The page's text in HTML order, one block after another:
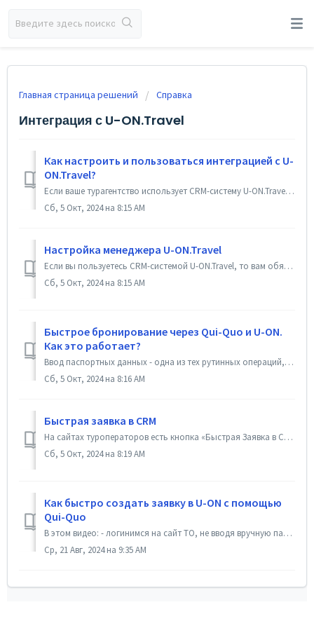
Главная страница решений Справка
Интеграция с U-ON.Travel
Как настроить и пользоваться интеграцией с U-
ON.Travel?
Если ваше турагентство использует CRM-систему U-ON.Travel, то вы можете настроить связь между Qui-Quo и U-ON и получить лучшее от обеих систем. Qui-Quo помо...
Сб, 5 Окт, 2024 на 8:15 AM
Настройка менеджера U-ON.Travel
Если вы пользуетесь CRM-системой U-ON.Travel, то вам обязательно следует настроить интеграцию Qui-Quo и U-ON! Это делается здесь. Далее следует связать...
Сб, 5 Окт, 2024 на 8:15 AM
Быстрое бронирование через Qui-Quo и U-ON.
Как это работает?
Ввод паспортных данных - одна из тех рутинных операций, с которой турагент сталкивается каждый день. При этом их нужно вводить несколько раз: в договоре,...
Сб, 5 Окт, 2024 на 8:16 AM
Быстрая заявка в CRM
На сайтах туроператоров есть кнопка «Быстрая Заявка в CRM». Эта кнопка позволит не только быстрее создавать заявку в U-ON, но и извлечёт всю информацию по т...
Сб, 5 Окт, 2024 на 8:19 AM
Как быстро создать заявку в U-ON с помощью
Qui-Quo
В этом видео: - логинимся на сайт ТО, не вводя вручную пароль к сайту; - быстро переносим данные о туре из ТО в U-ON; - подписываем договор по смс; - пе...
Ср, 21 Авг, 2024 на 9:35 AM